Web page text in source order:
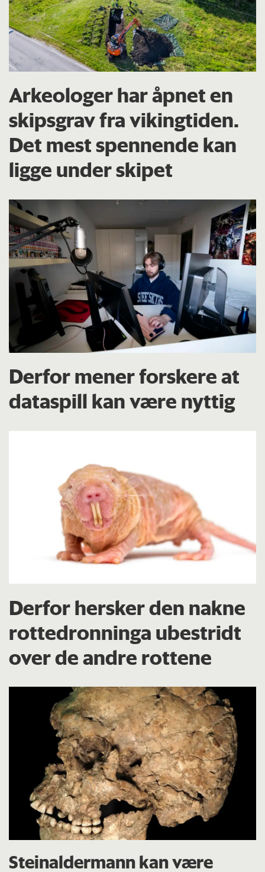
Arkeologer har åpnet en
skipsgrav fra vikingtiden.
Det mest spennende kan
ligge under skipet
Derfor mener forskere at
dataspill kan være nyttig
Derfor hersker den nakne
rottedronninga ubestridt
over de andre rottene
Steinaldermann kan være